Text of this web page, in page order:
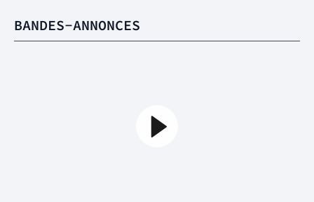
BANDES-ANNONCES